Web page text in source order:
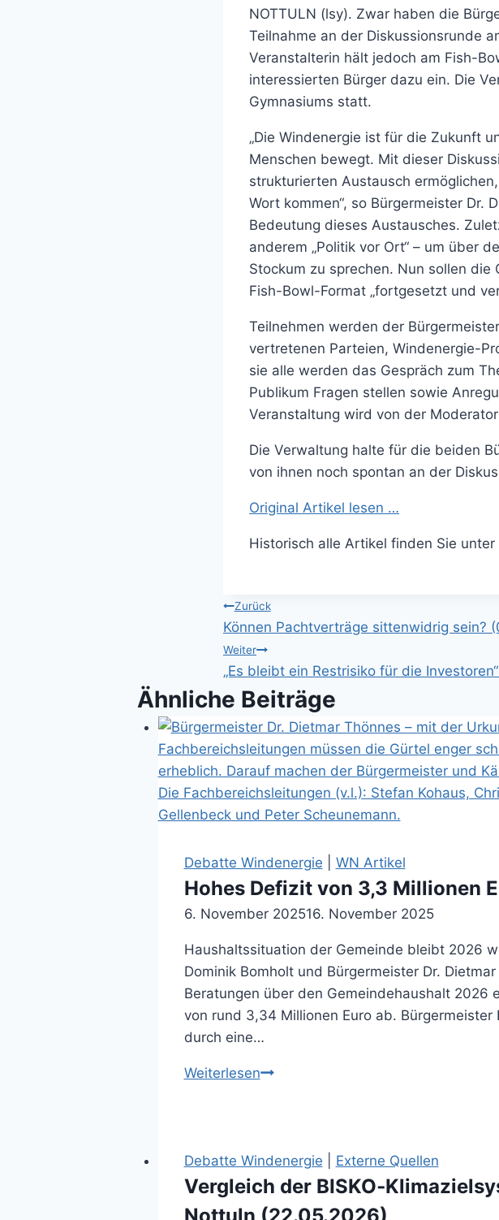
NOTTULN (lsy). Zwar haben die
Teilnahme an der Diskussionsrunde
Veranstalterin hält jedoch am Fish-
interessierten Bürger dazu ein. Die
Gymnasiums statt.
„Die Windenergie ist für die Zukunft
Menschen bewegt. Mit dieser
strukturierten Austausch
Wort kommen“, so Bürgermeister Dr.
Bedeutung dieses Austausches.
anderem „Politik vor Ort“ – um über
Stockum zu sprechen. Nun sollen die
Fish-Bowl-Format „fortgesetzt und
Teilnehmen werden der
vertretenen Parteien, Windenergie-
sie alle werden das Gespräch zum
Publikum Fragen stellen sowie
Veranstaltung wird von der
Die Verwaltung halte für die beiden
von ihnen noch spontan an der
Original Artikel lesen …
Historisch alle Artikel finden Sie unter
Beitragsnavigation
Zurück
Können Pachtverträge sittenwidrig sein?
Weiter
„Es bleibt ein Restrisiko für die
Ähnliche Beiträge
Debatte Windenergie WN Artikel
Hohes Defizit von 3,3 Millionen
6. November 202516. November 2025
Haushaltssituation der Gemeinde bleibt 2026
Dominik Bomholt und Bürgermeister Dr.
Beratungen über den Gemeindehaushalt
von rund 3,34 Millionen Euro ab.
durch eine…
WeiterlesenHohes
Millionen
Euro
(06.11.2025)
Debatte Windenergie Externe Quellen
Vergleich der